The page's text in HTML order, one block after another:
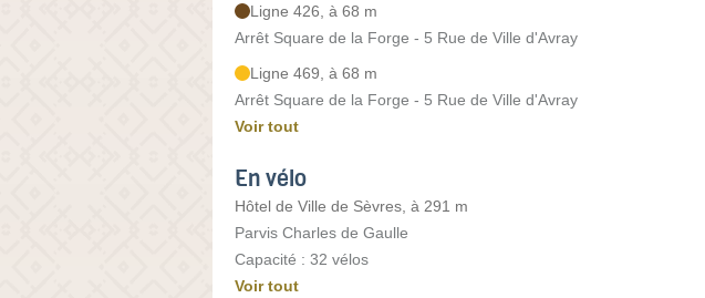
Ligne 426, à 68 m
Arrêt Square de la Forge - 5 Rue de Ville d'Avray
Ligne 469, à 68 m
Arrêt Square de la Forge - 5 Rue de Ville d'Avray
Voir tout
En vélo
Hôtel de Ville de Sèvres, à 291 m
Parvis Charles de Gaulle
Capacité : 32 vélos
Voir tout